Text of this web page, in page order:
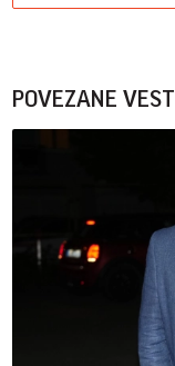
POVEZANE VESTI